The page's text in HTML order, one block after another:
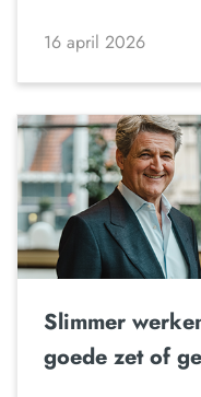
16 april 2026
Slimmer
goede zet of